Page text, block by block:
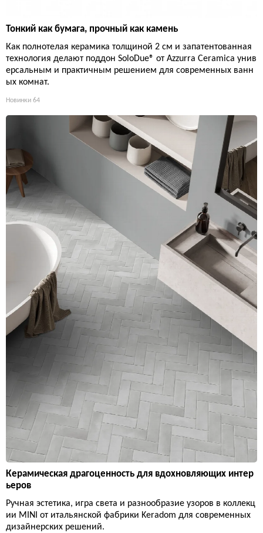
Тонкий как бумага, прочный как камень
Как полнотелая керамика толщиной 2 см и запатентованная
технология делают поддон SoloDue® от Azzurra Ceramica унив
ерсальным и практичным решением для современных ванн
ых комнат.
Новинки 64
Керамическая драгоценность для вдохновляющих интер
ьеров
Ручная эстетика, игра света и разнообразие узоров в коллекц
ии MINI от итальянской фабрики Keradom для современных
дизайнерских решений.